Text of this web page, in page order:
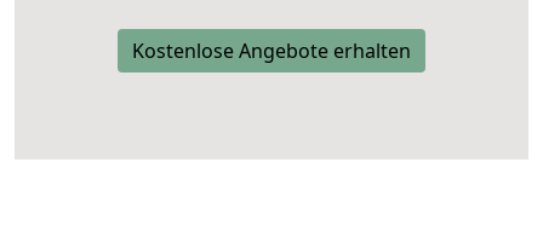
Kostenlose Angebote erhalten